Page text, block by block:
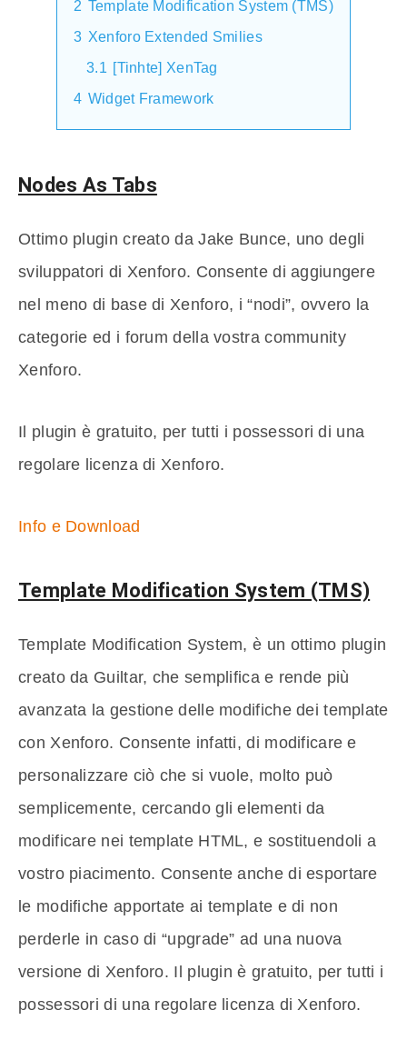
2 Template Modification System (TMS)
3 Xenforo Extended Smilies
3.1 [Tinhte] XenTag
4 Widget Framework
Nodes As Tabs
Ottimo plugin creato da Jake Bunce, uno degli
sviluppatori di Xenforo. Consente di aggiungere
nel meno di base di Xenforo, i “nodi”, ovvero la
categorie ed i forum della vostra community
Xenforo.
Il plugin è gratuito, per tutti i possessori di una
regolare licenza di Xenforo.
Info e Download
Template Modification System (TMS)
Template Modification System, è un ottimo plugin
creato da Guiltar, che semplifica e rende più
avanzata la gestione delle modifiche dei template
con Xenforo. Consente infatti, di modificare e
personalizzare ciò che si vuole, molto può
semplicemente, cercando gli elementi da
modificare nei template HTML, e sostituendoli a
vostro piacimento. Consente anche di esportare
le modifiche apportate ai template e di non
perderle in caso di “upgrade” ad una nuova
versione di Xenforo. Il plugin è gratuito, per tutti i
possessori di una regolare licenza di Xenforo.